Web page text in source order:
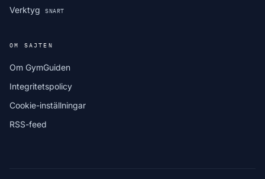
Verktyg
SNART
OM SAJTEN
Om GymGuiden
Integritetspolicy
Cookie-inställningar
RSS-feed